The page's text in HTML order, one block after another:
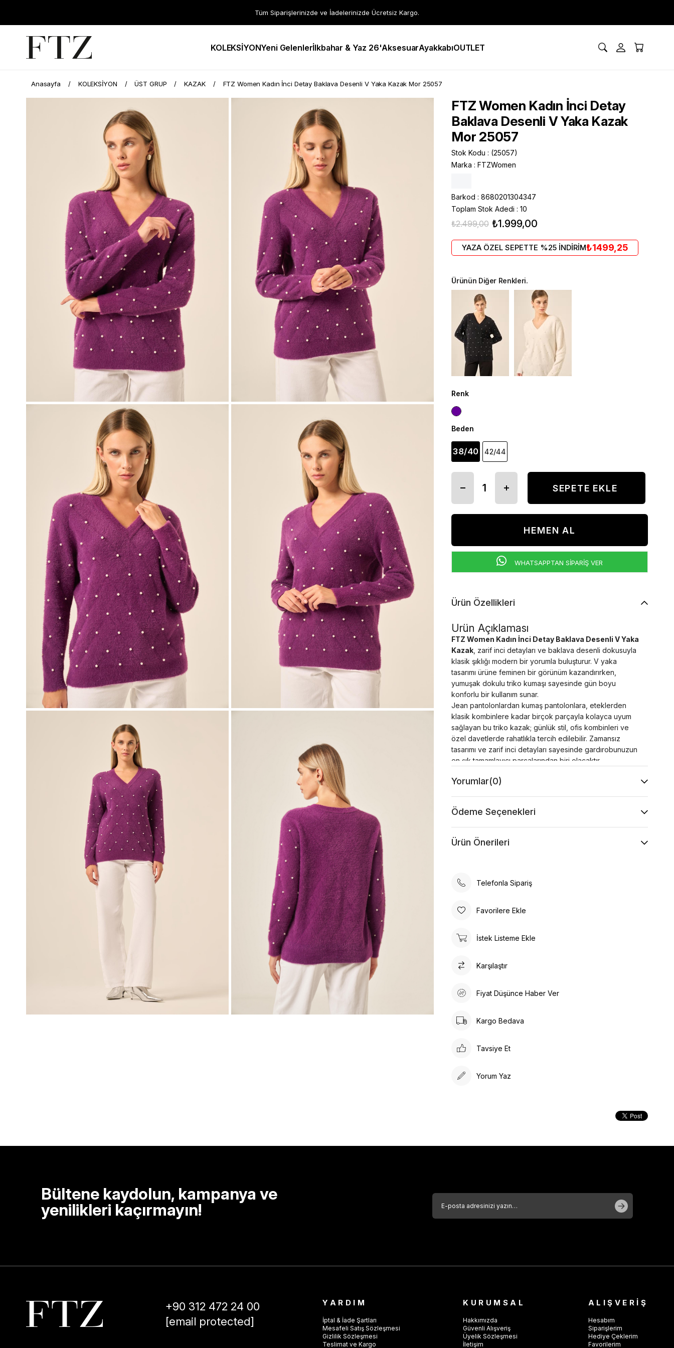
Tüm Siparişlerinizde ve İadelerinizde Ücretsiz Kargo.
KOLEKSİYONYeni Gelenlerİlkbahar & Yaz 26'AksesuarAyakkabıOUTLET
Anasayfa KOLEKSİYON ÜST GRUP KAZAK FTZ Women Kadın İnci Detay Baklava Desenli V Yaka Kazak Mor 25057
FTZ Women Kadın İnci Detay
Baklava Desenli V Yaka Kazak
Mor 25057
Stok Kodu
(25057)
Marka : FTZWomen
Barkod : 8680201304347
Toplam Stok Adedi : 10
₺2.499,00 ₺1.999,00
YAZA ÖZEL SEPETTE %25 İNDİRİM₺1499,25
Ürünün Diğer Renkleri.
Renk
Beden
38/40 42/44
WHATSAPPTAN SİPARİŞ VER
Ürün Özellikleri
Ürün Açıklaması
FTZ Women Kadın İnci Detay Baklava Desenli V Yaka
Kazak , zarif inci detayları ve baklava desenli dokusuyla
klasik şıklığı modern bir yorumla buluşturur. V yaka
tasarımı ürüne feminen bir görünüm kazandırırken,
yumuşak dokulu triko kumaşı sayesinde gün boyu
konforlu bir kullanım sunar.
Jean pantolonlardan kumaş pantolonlara, eteklerden
klasik kombinlere kadar birçok parçayla kolayca uyum
sağlayan bu triko kazak; günlük stil, ofis kombinleri ve
özel davetlerde rahatlıkla tercih edilebilir. Zamansız
tasarımı ve zarif inci detayları sayesinde gardırobunuzun
en şık tamamlayıcı parçalarından biri olacaktır.
Ürün Özellikleri
Kol : 66 cm
Yaka Tipi : V Yaka
Desen : Baklava Desen
Kalıp : Rahat Kesim
cm
Kalça:95 cm
Ürün Ölçüsü
Boy: 64 cmGöğüs:54 cm
Kurutma Makinesinde Kurutulamaz
Kullanınız
Yorumlar(0)
Ödeme Seçenekleri
Ürün Önerileri
Telefonla Sipariş
Favorilere Ekle
İstek Listeme Ekle
Karşılaştır
Fiyat Düşünce Haber Ver
Kargo Bedava
Tavsiye Et
Yorum Yaz
Bültene kaydolun, kampanya ve
yenilikleri kaçırmayın!
+90 312 472 24 00
[email protected]
YARDIM
İptal & İade Şartları
Mesafeli Satış Sözleşmesi
Gizlilik Sözleşmesi
Teslimat ve Kargo
KURUMSAL
Hakkımızda
Güvenli Alışveriş
Üyelik Sözleşmesi
İletişim
ALIŞVERİŞ
Hesabım
Siparişlerim
Hediye Çeklerim
Favorilerim